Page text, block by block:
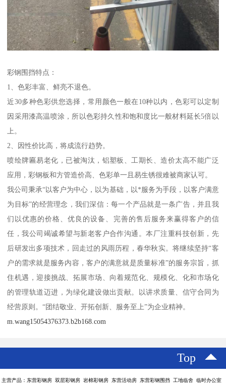
彩钢围挡特点：
1、色彩丰富、鲜亮不退色。
近30多种色彩供您选择，常用颜色一般在10种以内，色彩可以定制
因采用漆高温喷涂，所以色彩持久性和饱和度比一般材料延长5倍以
上。
2、因性价比高，将成流行趋势。
喷绘牌匾易老化，已被淘汰，铝塑板、工期长、造价太高不能广泛
应用，彩钢板和方管造价高、色彩单一且易生锈很难被商家认可。
我公司秉承“以客户为中心，以为基础，以*服务为手段，以客户满意
为目标”的经营理念，我们深信：每一个产品就是一条广告，并且我
们以优惠的价格、优良的设备、完善的售后服务来赢得客户的信
任，我公司竭诚希望与新老客户合作沟通。本厂注重科技创新，先
后研发出多项技术，回走过的风雨历程，春华秋实。将继续坚持“客
户的需求就是服务内容，客户的满意就是质量标准”的服务宗旨，抓
住机遇，迎接挑战、拓展市场、向着规范化、规模化、化和市场化
的管理轨道迈进，为绿化建设做出贡献。以讲求质量、信守合同为
经营原则。“团结敬业、开拓创新、服务至上”为企业精神。
m.wang15054376373.b2b168.com
Top
主营产品：东营彩钢房 双层彩钢房 岩棉彩钢房 东营活动房 东营彩钢围挡 工地临舍 临时办公室